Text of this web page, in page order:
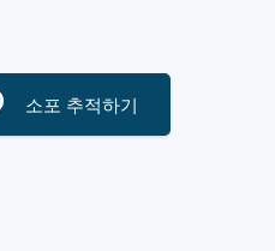
소포 추적하기